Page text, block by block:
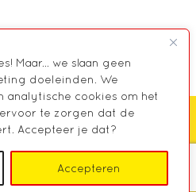
Maar... we slaan geen
doeleinden. We
cookies om het
te zorgen dat de
Accepteer je dat?
Accepteren
Zoeken